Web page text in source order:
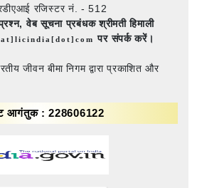
रजिस्टर नं. - 512
वेब सूचना प्रबंधक श्रीमती हिमाली
पर संपर्क करें।
जीवन बीमा निगम द्वारा प्रकाशित और
आगंतुक : 228606122